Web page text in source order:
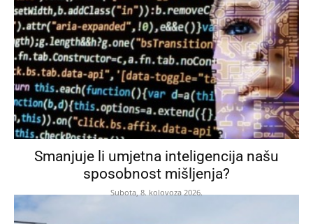
Smanjuje li umjetna inteligencija našu
sposobnost mišljenja?
Subota, 8. kolovoza 2026.